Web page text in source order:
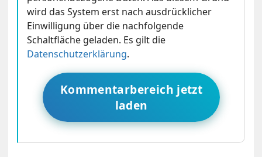
wird das System erst nach ausdrücklicher
Einwilligung über die nachfolgende
Schaltfläche geladen. Es gilt die
Datenschutzerklärung.
Kommentarbereich jetzt
laden